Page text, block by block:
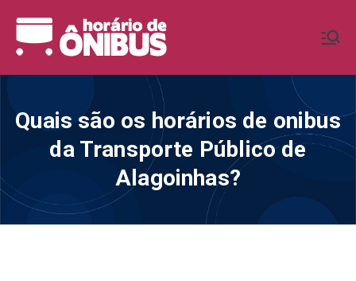
para
Ônibus BR
Horários de Ônibus de todo o
Quais são os horários de onibus
da Transporte Público de
Alagoinhas?